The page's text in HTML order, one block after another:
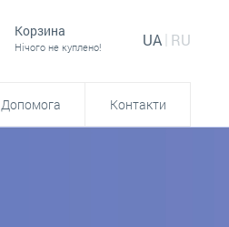
Корзина
Нічого не куплено! UA RU
Допомога Контакти